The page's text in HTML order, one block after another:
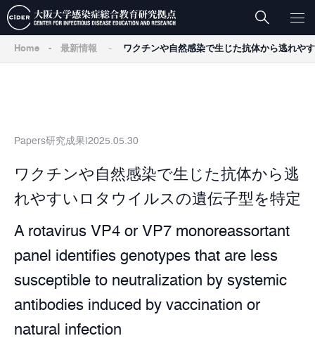
Home - 最新情報 - ワクチンや自然感染で生じた抗体から逃れや
Papers研究成果 2025.05.30
ワクチンや自然感染で生じた抗体から逃
れやすいロタウイルスの遺伝子型を特定
A rotavirus VP4 or VP7 monoreassortant
panel identifies genotypes that are less
susceptible to neutralization by systemic
antibodies induced by vaccination or
natural infection